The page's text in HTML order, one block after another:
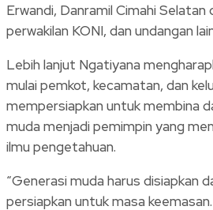
Erwandi, Danramil Cimahi Selatan
perwakilan KONI, dan undangan
Lebih lanjut Ngatiyana
mulai pemkot, kecamatan, dan
mempersiapkan untuk membina
muda menjadi pemimpin yang
ilmu pengetahuan.
“Generasi muda harus disiapkan
persiapkan untuk masa